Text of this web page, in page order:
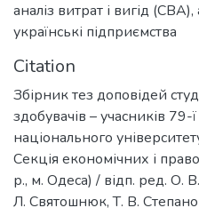
аналіз витрат і вигід (CBA),
українські підприємства
Citation
Збірник тез доповідей
здобувачів – учасників
національного
Секція економічних і
р., м. Одеса) / відп. ред. О.
Л. Святошнюк, Т. В.